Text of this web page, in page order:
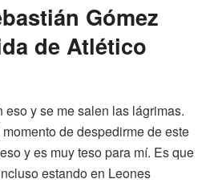
Gómez
de Atlético
y se me salen las lágrimas.
de despedirme de este
y es muy teso para mí. Es que
estando en Leones